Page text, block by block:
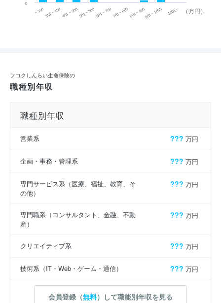
（万円）
~ 300 301 ~ 400 401 ~ 500501 ~ 600601 ~ 700701 ~ 800801 ~ 900901 ~ 1000 1001 ~
0
フコクしんらい生命保険の
職種別年収
職種別年収
営業系 ??? 万円
企画・事務・管理系 ??? 万円
専門サービス系（医療、福祉、教育、そ
の他）
??? 万円
専門職系（コンサルタント、金融、不動
産）
??? 万円
クリエイティブ系 ??? 万円
技術系（IT・Web・ゲーム・通信） ??? 万円
会員登録（無料）して職能別年収を見る